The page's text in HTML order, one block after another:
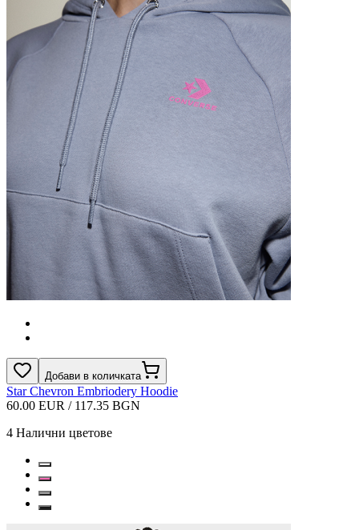
Добави в количката
Star Chevron Embriodery Hoodie
60.00 EUR / 117.35 BGN
4 Налични цветове